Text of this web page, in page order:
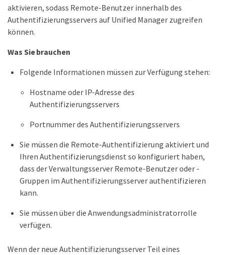
aktivieren, sodass Remote-Benutzer innerhalb des
Authentifizierungsservers auf Unified Manager zugreifen
können.
Was Sie brauchen
Folgende Informationen müssen zur Verfügung stehen:
Hostname oder IP-Adresse des
Authentifizierungsservers
Portnummer des Authentifizierungsservers
Sie müssen die Remote-Authentifizierung aktiviert und
Ihren Authentifizierungsdienst so konfiguriert haben,
dass der Verwaltungsserver Remote-Benutzer oder -
Gruppen im Authentifizierungsserver authentifizieren
kann.
Sie müssen über die Anwendungsadministratorrolle
verfügen.
Wenn der neue Authentifizierungsserver Teil eines